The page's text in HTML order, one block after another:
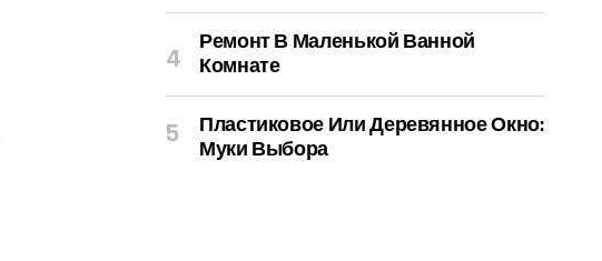
Ремонт В Маленькой Ванной
Комнате
Пластиковое Или Деревянное Окно:
Муки Выбора